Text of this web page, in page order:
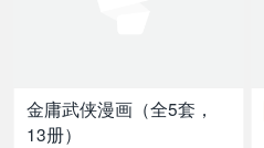
金庸武侠漫画（全5套，
13册）